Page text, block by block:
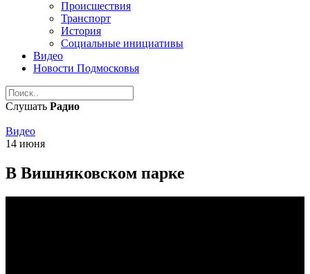
Происшествия
Транспорт
История
Социальные инициативы
Видео
Новости Подмосковья
Слушать Радио
Видео
14 июня
В Вишняковском парке